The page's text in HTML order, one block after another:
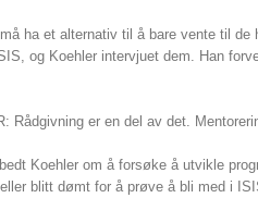
ha et alternativ til å bare vente til
og Koehler intervjuet dem. Han
Rådgivning er en del av det.
Koehler om å forsøke å utvikle
blitt dømt for å prøve å bli med i